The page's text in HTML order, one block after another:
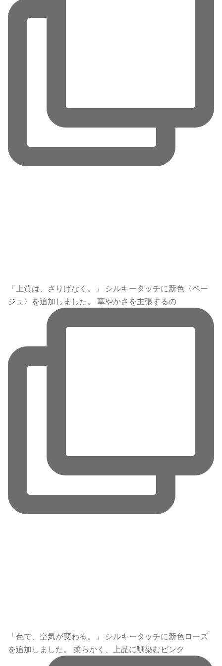
「上質は、さりげなく。」 シルキータッチに新色〈ベー
ジュ〉を追加しました。 華やかさを主張するの
「色で、空気が変わる。」 シルキータッチに新色ローズ
を追加しました。 柔らかく、上品に馴染むピンク